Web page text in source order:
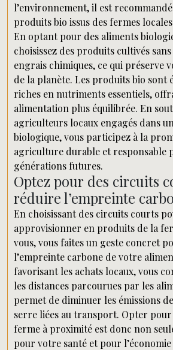
l’environnement, il est
produits bio issus des fermes
En optant pour des aliments
choisissez des produits cultivés
engrais chimiques, ce qui préserve
de la planète. Les produits bio sont
riches en nutriments essentiels,
alimentation plus équilibrée. En
agriculteurs locaux engagés dans
biologique, vous participez à la
agriculture durable et responsable
générations futures.
Optez pour des circuits
réduire l’empreinte
En choisissant des circuits courts
approvisionner en produits de la
vous, vous faites un geste concret
l’empreinte carbone de votre
favorisant les achats locaux, vous
les distances parcourues par les
permet de diminuer les émissions
serre liées au transport. Opter
ferme à proximité est donc non
pour votre santé et pour l’économie